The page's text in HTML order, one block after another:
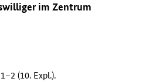
im Zentrum
(10. Expl.).